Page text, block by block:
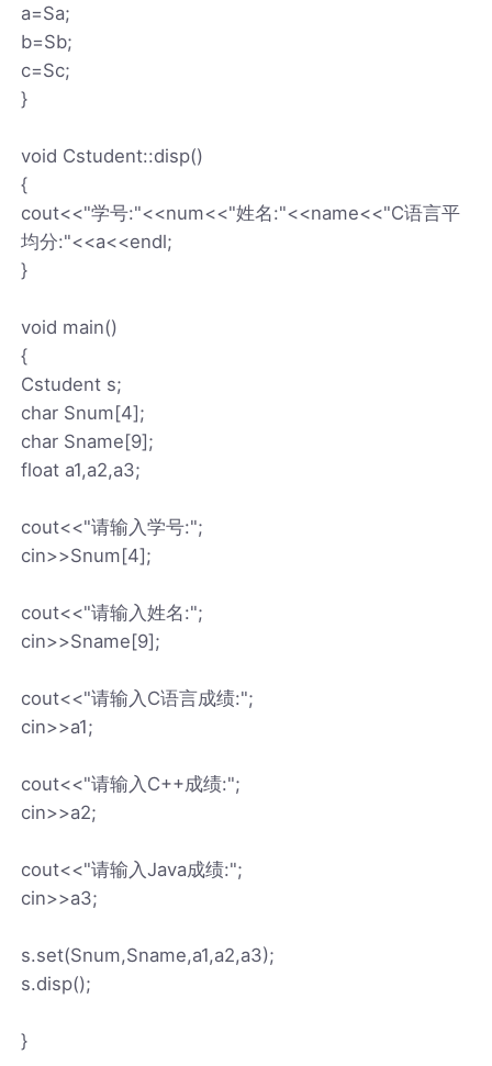
a=Sa;
b=Sb;
c=Sc;
}
void Cstudent::disp()
{
cout<<"学号:"<<num<<"姓名:"<<name<<"C语言平
均分:"<<a<<endl;
}
void main()
{
Cstudent s;
char Snum[4];
char Sname[9];
float a1,a2,a3;
cout<<"请输入学号:";
cin>>Snum[4];
cout<<"请输入姓名:";
cin>>Sname[9];
cout<<"请输入C语言成绩:";
cin>>a1;
cout<<"请输入C++成绩:";
cin>>a2;
cout<<"请输入Java成绩:";
cin>>a3;
s.set(Snum,Sname,a1,a2,a3);
s.disp();
}